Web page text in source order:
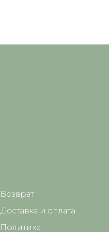
Возврат
Доставка и оплата
Политика